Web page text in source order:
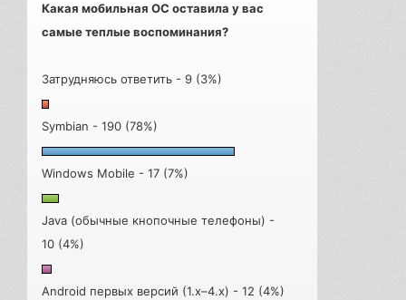
Какая мобильная ОС оставила у вас
самые теплые воспоминания?
Затрудняюсь ответить - 9 (3%)
Symbian - 190 (78%)
Windows Mobile - 17 (7%)
Java (обычные кнопочные телефоны) -
10 (4%)
Android первых версий (1.x–4.x) - 12 (4%)